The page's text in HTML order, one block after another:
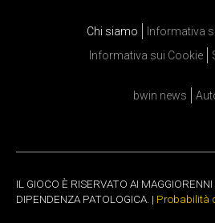
Chi siamo
Informativa
Informativa sui Cookie
bwin news
IL GIOCO È RISERVATO AI
DIPENDENZA PATOLOGICA. | Probabilità